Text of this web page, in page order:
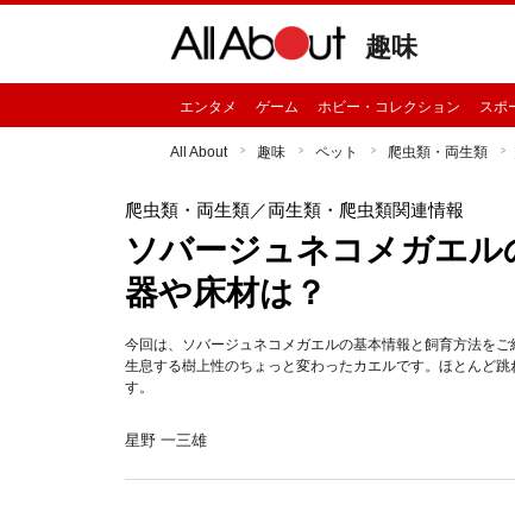
趣味
エンタメ ゲーム ホビー・コレクション スポ
All About 趣味 ペット 爬虫類・両生類
爬虫類・両生類／両生類・爬虫類関連情報
ソバージュネコメガエ
器や床材は？
今回は、ソバージュネコメガエルの基本情報と飼育方法を
生息する樹上性のちょっと変わったカエルです。ほとんど
す。
星野 一三雄